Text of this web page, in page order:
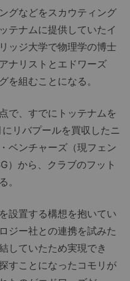
グなどをスカウティング
テナムに提供していたイ
ッジ大学で物理学の博士
ナリストとエドワーズ
を組むことになる。
で、すでにトッテナムを
リバプールを買収したニ
ベンチャーズ（現フェン
）から、クラブのフット
。
設置する構想を抱いてい
ジー社との連携を試みた
していたため実現でき
すことになったコモリが